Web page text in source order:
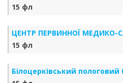
15 фл
ЦЕНТР ПЕРВИННОЇ МЕДИКО-
15 фл
Білоцерківський